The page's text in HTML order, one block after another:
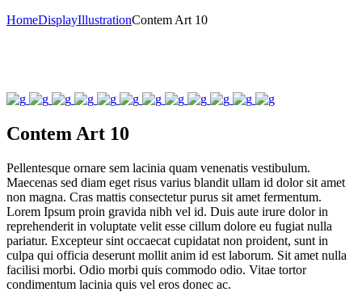
HomeDisplayIllustrationContem Art 10
Contem Art 10
Pellentesque ornare sem lacinia quam venenatis vestibulum.
Maecenas sed diam eget risus varius blandit ullam id dolor sit amet
non magna. Cras mattis consectetur purus sit amet fermentum.
Lorem Ipsum proin gravida nibh vel id. Duis aute irure dolor in
reprehenderit in voluptate velit esse cillum dolore eu fugiat nulla
pariatur. Excepteur sint occaecat cupidatat non proident, sunt in
culpa qui officia deserunt mollit anim id est laborum. Sit amet nulla
facilisi morbi. Odio morbi quis commodo odio. Vitae tortor
condimentum lacinia quis vel eros donec ac.